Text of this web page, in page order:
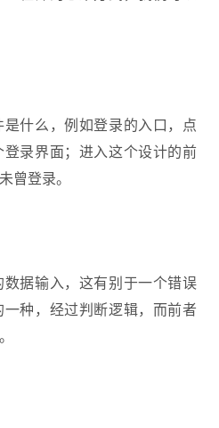
什么，例如登录的入口，点
录界面；进入这个设计的前
曾登录。
据输入，这有别于一个错误
种，经过判断逻辑，而前者